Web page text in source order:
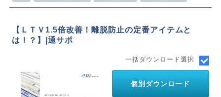
【ＬＴＶ1.5倍改善！離脱防止の定番アイテムと
は！？】|通サポ
一括ダウンロード選択
個別ダウンロード